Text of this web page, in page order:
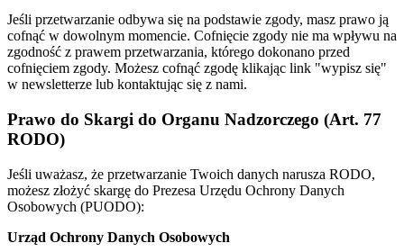
Jeśli przetwarzanie odbywa się na podstawie zgody, masz prawo ją
cofnąć w dowolnym momencie. Cofnięcie zgody nie ma wpływu na
zgodność z prawem przetwarzania, którego dokonano przed
cofnięciem zgody. Możesz cofnąć zgodę klikając link "wypisz się"
w newsletterze lub kontaktując się z nami.
Prawo do Skargi do Organu Nadzorczego (Art. 77
RODO)
Jeśli uważasz, że przetwarzanie Twoich danych narusza RODO,
możesz złożyć skargę do Prezesa Urzędu Ochrony Danych
Osobowych (PUODO):
Urząd Ochrony Danych Osobowych